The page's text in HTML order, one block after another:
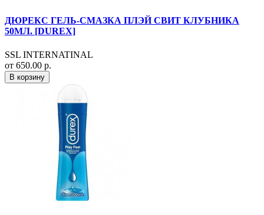
ДЮРЕКС ГЕЛЬ-СМАЗКА ПЛЭЙ СВИТ КЛУБНИКА
50МЛ. [DUREX]
SSL INTERNATINAL
от 650.00 р.
В корзину